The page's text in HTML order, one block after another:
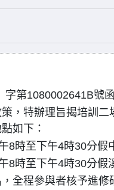
第1080002641B號
，特辦理旨揭培訓
如下：
8時至下午4時30分假
8時至下午4時30分假
全程參與者核予進修